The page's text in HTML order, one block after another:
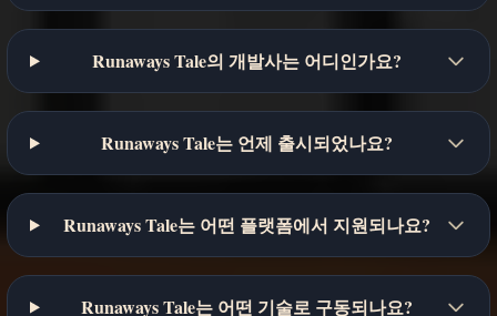
Runaways Tale의 개발사는 어디인가요?
Runaways Tale는 언제 출시되었나요?
Runaways Tale는 어떤 플랫폼에서 지원되나요?
Runaways Tale는 어떤 기술로 구동되나요?